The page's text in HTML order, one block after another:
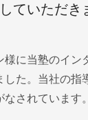
ていただき
様に当塾のイン
した。当社の指
なされています